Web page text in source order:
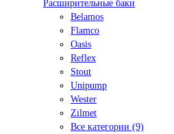
Расширительные баки
Belamos
Flamco
Oasis
Reflex
Stout
Unipump
Wester
Zilmet
Все категории (9)